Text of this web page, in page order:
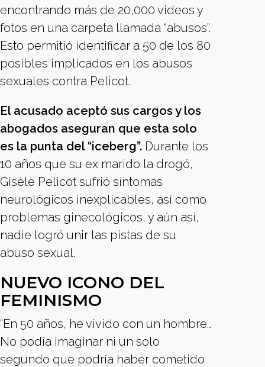
encontrando más de 20,000 videos y
fotos en una carpeta llamada “abusos”.
Esto permitió identificar a 50 de los 80
posibles implicados en los abusos
sexuales contra Pelicot.
El acusado aceptó sus cargos y los
abogados aseguran que esta solo
es la punta del “iceberg”. Durante los
10 años que su ex marido la drogó,
Gisèle Pelicot sufrió síntomas
neurológicos inexplicables, así como
problemas ginecológicos, y aún así,
nadie logró unir las pistas de su
abuso sexual.
NUEVO ICONO DEL
FEMINISMO
“En 50 años, he vivido con un hombre…
No podía imaginar ni un solo
segundo que podría haber cometido